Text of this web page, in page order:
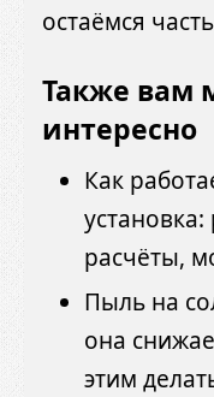
остаёмся
Также вам
интересно
Как
установка:
расчёты,
Пыль на
она
этим